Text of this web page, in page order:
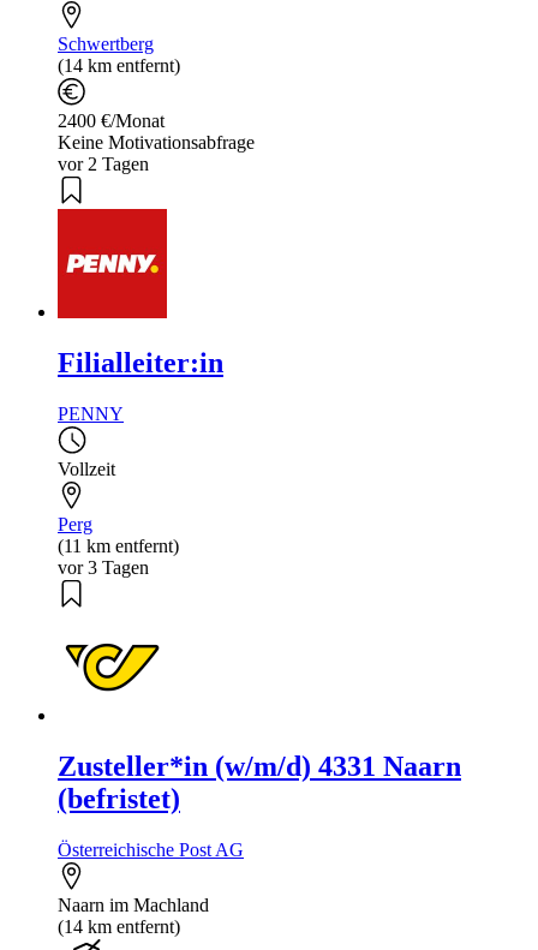
Schwertberg
(14 km entfernt)
2400 €/Monat
Keine Motivationsabfrage
vor 2 Tagen
Filialleiter:in
PENNY
Vollzeit
Perg
(11 km entfernt)
vor 3 Tagen
Zusteller*in (w/m/d) 4331 Naarn
(befristet)
Österreichische Post AG
Naarn im Machland
(14 km entfernt)